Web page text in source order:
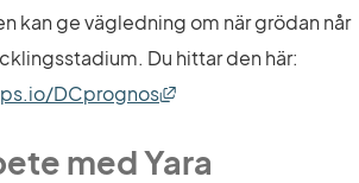
kan ge vägledning om när grödan når
DCprognos
Länk till annan
med Yara